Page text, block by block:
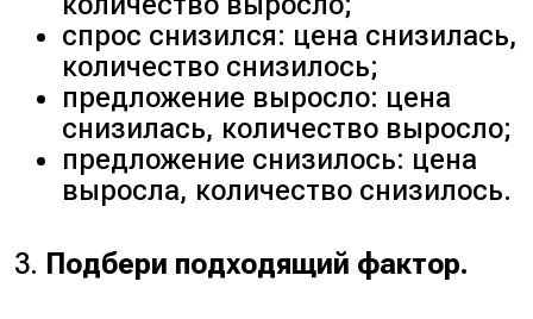
спрос снизился: цена снизилась,
количество снизилось;
предложение выросло: цена
снизилась, количество выросло;
предложение снизилось: цена
выросла, количество снизилось.
3. Подбери подходящий фактор.